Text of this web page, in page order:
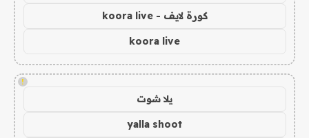
كورة لايف - koora live
koora live
!
يلا شوت
yalla shoot